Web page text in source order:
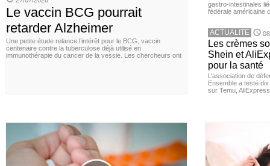
Le vaccin BCG pourrait
retarder Alzheimer
Une petite étude relance l’intérêt pour le BCG, vaccin
centenaire contre la tuberculose déjà utilisé en
immunothérapie du cancer de la vessie. Les chercheurs ont
gastro-intestinales
fédérale américaine
ACTUALITE
Les crèmes
Shein et
pour la santé
L’association de
Ensemble a testé
sur Temu,